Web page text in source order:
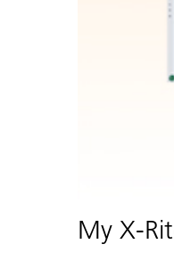
My X-